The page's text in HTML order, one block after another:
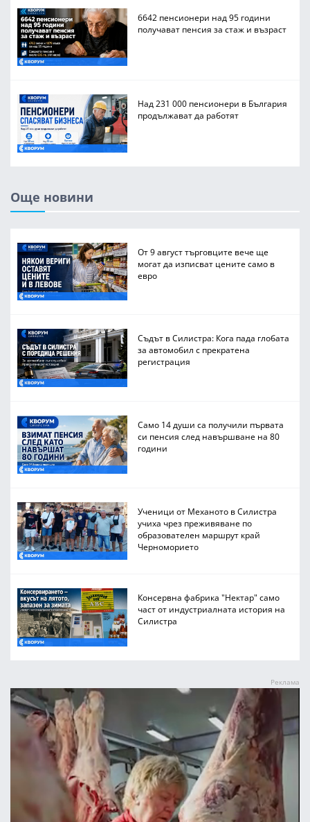
6642 пенсионери над 95 години
получават пенсия за стаж и възраст
Над 231 000 пенсионери в България
продължават да работят
Още новини
От 9 август търговците вече ще
могат да изписват цените само в
евро
Съдът в Силистра: Кога пада глобата
за автомобил с прекратена
регистрация
Само 14 души са получили първата
си пенсия след навършване на 80
години
Ученици от Механото в Силистра
учиха чрез преживяване по
образователен маршрут край
Черноморието
Консервна фабрика "Нектар" само
част от индустриалната история на
Силистра